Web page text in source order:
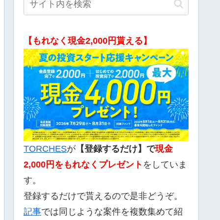
【もれなく現金2,000円貰える】
TORCHESが 【登録するだけ】で現金
2,000 円をもれなくプレゼント をしていま
す。
登録するだけで貰えるので是非どうぞ。
記事では同じような案件を複数集めて紹